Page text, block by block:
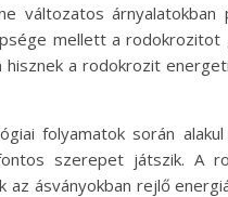
árnyalatokban
mellett a
a rodokrozit
folyamatok során
szerepet játszik. A
ásványokban rejlő